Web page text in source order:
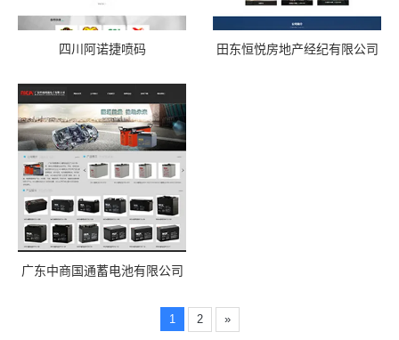
四川阿诺捷喷码 田东恒悦房地产经纪有限公司
广东中商国通蓄电池有限公司
1 2 »